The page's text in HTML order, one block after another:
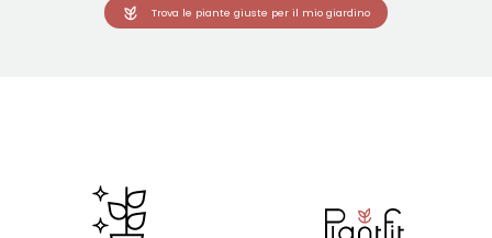
Trova le piante giuste per il mio giardino